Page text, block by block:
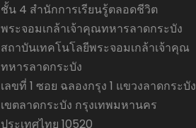
ชั้น 4 สำนักการเรียนรู้ตลอดชีวิต
พระจอมเกล้าเจ้าคุณทหารลาดกระบัง
สถาบันเทคโนโลยีพระจอมเกล้าเจ้าคุณ
ทหารลาดกระบัง
เลขที่ 1 ซอย ฉลองกรุง 1 แขวงลาดกระบัง
เขตลาดกระบัง กรุงเทพมหานคร
ประเทศไทย 10520